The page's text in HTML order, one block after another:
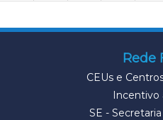
Rede
CEUs e
Incentivo
SE -